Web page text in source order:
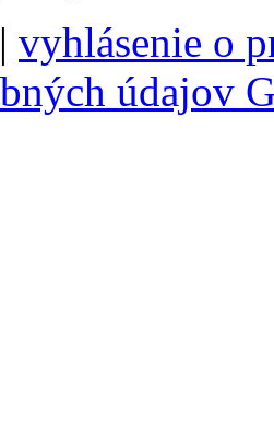
vyhlásenie o
údajov